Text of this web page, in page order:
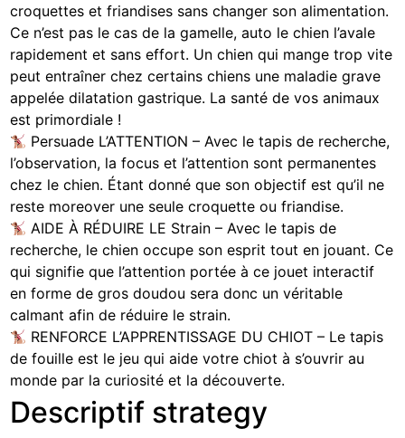
croquettes et friandises sans changer son alimentation.
Ce n’est pas le cas de la gamelle, auto le chien l’avale
rapidement et sans effort. Un chien qui mange trop vite
peut entraîner chez certains chiens une maladie grave
appelée dilatation gastrique. La santé de vos animaux
est primordiale !
Persuade L’ATTENTION – Avec le tapis de recherche,
l’observation, la focus et l’attention sont permanentes
chez le chien. Étant donné que son objectif est qu’il ne
reste moreover une seule croquette ou friandise.
AIDE À RÉDUIRE LE Strain – Avec le tapis de
recherche, le chien occupe son esprit tout en jouant. Ce
qui signifie que l’attention portée à ce jouet interactif
en forme de gros doudou sera donc un véritable
calmant afin de réduire le strain.
RENFORCE L’APPRENTISSAGE DU CHIOT – Le tapis
de fouille est le jeu qui aide votre chiot à s’ouvrir au
monde par la curiosité et la découverte.
Descriptif strategy